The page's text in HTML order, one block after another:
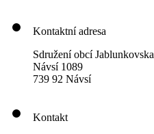
Kontaktní adresa
Sdružení obcí Jablunkovska
Návsí 1089
739 92 Návsí
Kontakt